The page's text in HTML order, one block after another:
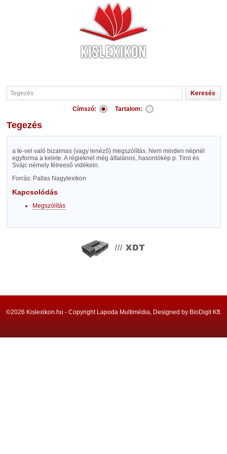
Címszó: Tartalom:
Tegezés
a te-vel való bizalmas (vagy lenéző) megszólítás. Nem minden népnél
egyforma a kelete. A régieknél még általános, hasonlókép p. Tirol és
Svájc némely félreeső vidékein.
Forrás: Pallas Nagylexikon
Kapcsolódás
Megszólítás
©2026 Kislexikon.hu - Copyright Lapoda Multimédia, Designed by BioDigit Kft.